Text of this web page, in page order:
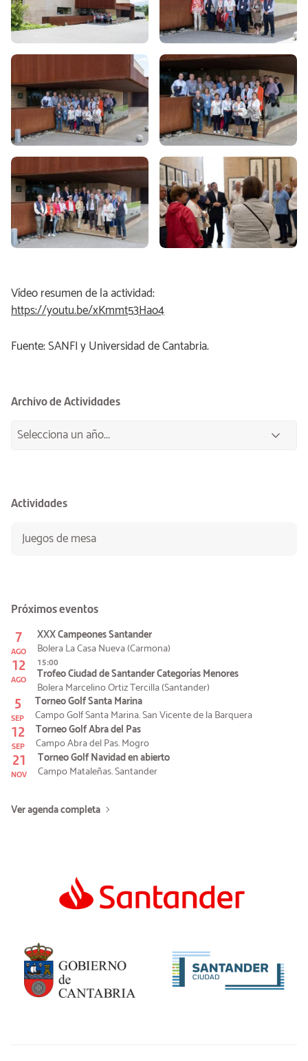
Vídeo resumen de la actividad:
https://youtu.be/xKmmt53Hao4
Fuente: SANFI y Universidad de Cantabria.
Archivo de Actividades
Actividades
Juegos de mesa
Próximos eventos
7
AGO
XXX Campeones Santander
Bolera La Casa Nueva (Carmona)
12
AGO
15:00
Trofeo Ciudad de Santander Categorías Menores
Bolera Marcelino Ortiz Tercilla (Santander)
5
SEP
Torneo Golf Santa Marina
Campo Golf Santa Marina. San Vicente de la Barquera
12
SEP
Torneo Golf Abra del Pas
Campo Abra del Pas. Mogro
21
NOV
Torneo Golf Navidad en abierto
Campo Mataleñas. Santander
Ver agenda completa